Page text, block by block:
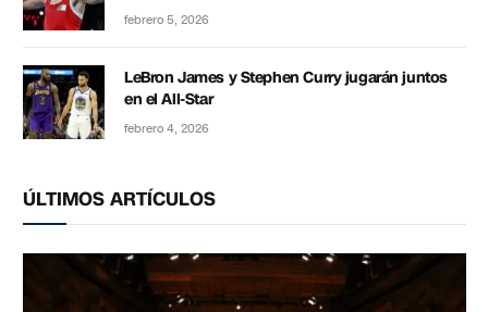
febrero 5, 2026
LeBron James y Stephen Curry jugarán juntos
en el All-Star
febrero 4, 2026
ÚLTIMOS ARTÍCULOS